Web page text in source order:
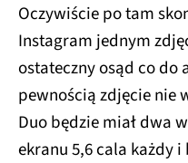
Oczywiście po tam
Instagram jednym
ostateczny osąd co do
pewnością zdjęcie nie
Duo będzie miał dwa
ekranu 5,6 cala każdy